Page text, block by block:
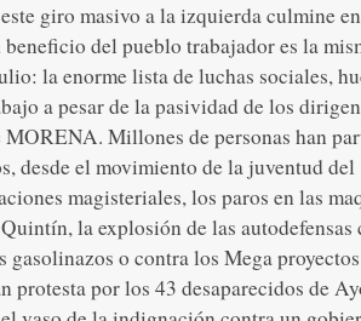
giro masivo a la izquierda culmine
del pueblo trabajador es la
la enorme lista de luchas sociales,
a pesar de la pasividad de los
MORENA. Millones de personas han
desde el movimiento de la juventud del
magisteriales, los paros en las
la explosión de las autodefensas
gasolinazos o contra los Mega
protesta por los 43 desaparecidos de